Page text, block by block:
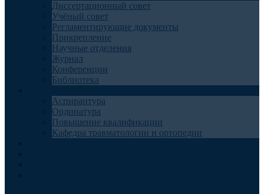
Диссертационный совет
Учёный совет
Регламентирующие документы
Прикрепление
Научные отделения
Журнал
Конференции
Библиотека
Аспирантура
Ординатура
Повышение квалификации
Кафедра травматологии и ортопедии